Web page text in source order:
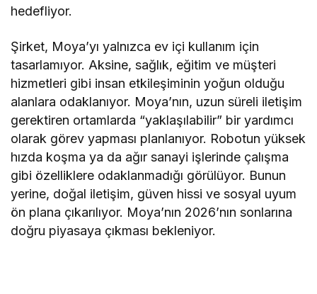
hedefliyor.
Şirket, Moya’yı yalnızca ev içi kullanım için
tasarlamıyor. Aksine, sağlık, eğitim ve müşteri
hizmetleri gibi insan etkileşiminin yoğun olduğu
alanlara odaklanıyor. Moya’nın, uzun süreli iletişim
gerektiren ortamlarda “yaklaşılabilir” bir yardımcı
olarak görev yapması planlanıyor. Robotun yüksek
hızda koşma ya da ağır sanayi işlerinde çalışma
gibi özelliklere odaklanmadığı görülüyor. Bunun
yerine, doğal iletişim, güven hissi ve sosyal uyum
ön plana çıkarılıyor. Moya’nın 2026’nın sonlarına
doğru piyasaya çıkması bekleniyor.